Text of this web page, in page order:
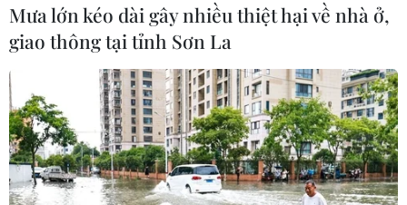
TIN CÙNG CHUYÊN MỤC
Kinh nghiệm Đổi mới của Việt Nam
hỗ trợ Lào xây dựng nền kinh tế độc
lập, tự chủ
06/08/2026 15:32
Mưa lớn kéo dài gây nhiều thiệt hại về nhà ở,
giao thông tại tỉnh Sơn La